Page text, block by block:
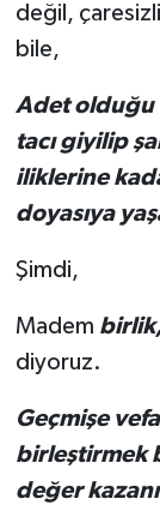
değil,
bile,
Adet olduğu
tacı giyilip
iliklerine
doyasıya
Şimdi,
Madem
diyoruz.
Geçmişe
birleştirmek
değer